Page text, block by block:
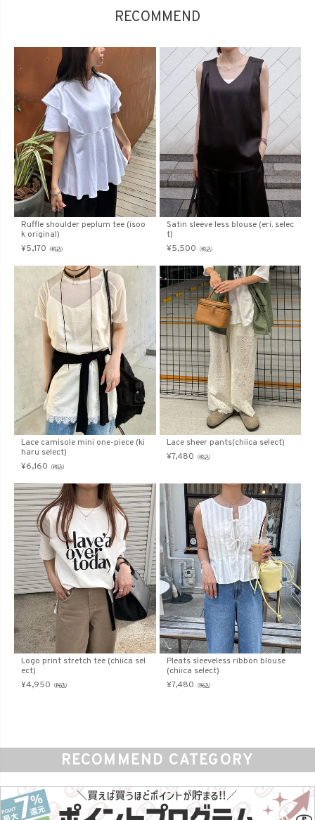
RECOMMEND
Ruffle shoulder peplum tee (isoo
k original)
¥5,170 （税込）
Satin sleeve less blouse (eri. selec
t)
¥5,500 （税込）
Lace camisole mini one-piece (ki
haru select)
¥6,160 （税込）
Lace sheer pants(chiica select)
¥7,480 （税込）
Logo print stretch tee (chiica sel
ect)
¥4,950 （税込）
Pleats sleeveless ribbon blouse
(chiica select)
¥7,480 （税込）
RECOMMEND CATEGORY